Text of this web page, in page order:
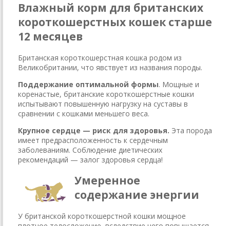
Влажный корм для британских
короткошерстных кошек старше
12 месяцев
Британская короткошерстная кошка родом из
Великобритании, что явствует из названия породы.
Поддержание оптимальной формы. Мощные и
коренастые, британские короткошерстные кошки
испытывают повышенную нагрузку на суставы в
сравнении с кошками меньшего веса.
Крупное сердце — риск для здоровья. Эта порода
имеет предрасположенность к сердечным
заболеваниям. Соблюдение диетических
рекомендаций — залог здоровья сердца!
Умеренное
содержание энергии
У британской короткошерстной кошки мощное